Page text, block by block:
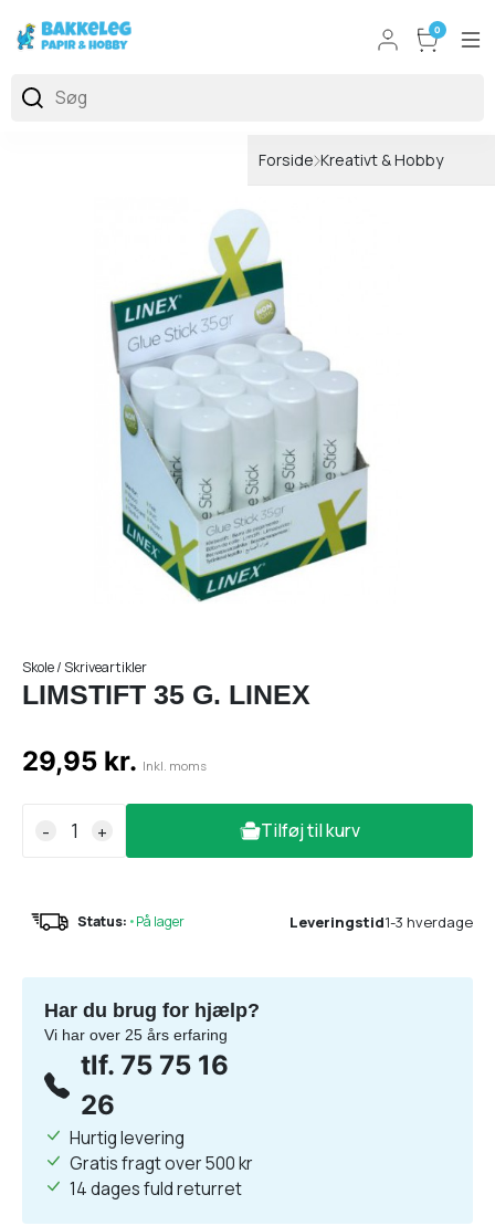
0
Forside Kreativt & Hobby
Skole / Skriveartikler
LIMSTIFT 35 G. LINEX
29,95 kr. Inkl. moms
- + Tilføj til kurv
Status: •På lager Leveringstid1-3 hverdage
Har du brug for hjælp?
Vi har over 25 års erfaring
tlf. 75 75 16
26
Hurtig levering
Gratis fragt over 500 kr
14 dages fuld returret